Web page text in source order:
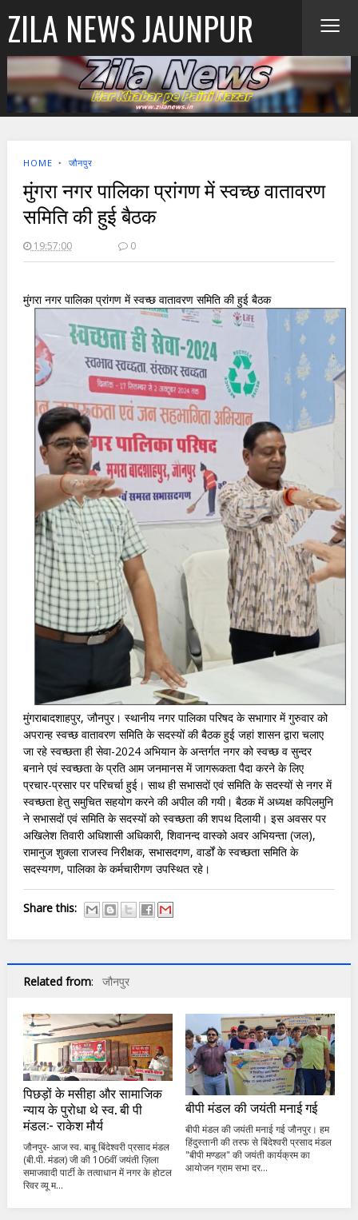
ZILA NEWS JAUNPUR ≡
HOME ‣ जौनपुर
मुंगरा नगर पालिका प्रांगण में स्वच्छ वातावरण
समिति की हुई बैठक
19:57:00 0
मुंगरा नगर पालिका प्रांगण में स्वच्छ वातावरण समिति की हुई बैठक
मुंगराबादशाहपुर, जौनपुर। स्थानीय नगर पालिका परिषद के सभागार में गुरुवार को
अपरान्ह स्वच्छ वातावरण समिति के सदस्यों की बैठक हुई जहां शासन द्वारा चलाए
जा रहे स्वच्छता ही सेवा-2024 अभियान के अन्तर्गत नगर को स्वच्छ व सुन्दर
बनाने एवं स्वच्छता के प्रति आम जनमानस में जागरूकता पैदा करने के लिए
प्रचार-प्रसार पर परिचर्चा हुई। साथ ही सभासदों एवं समिति के सदस्यों से नगर में
स्वच्छता हेतु समुचित सहयोग करने की अपील की गयी। बैठक में अध्यक्ष कपिलमुनि
ने सभासदों एवं समिति के सदस्यों को स्वच्छता की शपथ दिलायी। इस अवसर पर
अखिलेश तिवारी अधिशासी अधिकारी, शिवानन्द वास्को अवर अभियन्ता (जल),
रामानुज शुक्ला राजस्व निरीक्षक, सभासदगण, वार्डों के स्वच्छता समिति के
सदस्यगण, पालिका के कर्मचारीगण उपस्थित रहे।
Share this:
Related from: जौनपुर
पिछड़ों के मसीहा और सामाजिक
न्याय के पुरोधा थे स्व. बी पी
मंडल:- राकेश मौर्य
जौनपुर- आज स्व. बाबू बिंदेश्वरी प्रसाद मंडल
(बी.पी. मंडल) जी की 106वीं जयंती ज़िला
समाजवादी पार्टी के तत्वाधान में नगर के होटल
रिवर व्यू म...
बीपी मंडल की जयंती मनाई गई
बीपी मंडल की जयंती मनाई गई जौनपुर। हम
हिंदुस्तानी की तरफ से बिंदेश्वरी प्रसाद मंडल
"बीपी मण्डल" की जयंती कार्यक्रम का
आयोजन ग्राम सभा दर...